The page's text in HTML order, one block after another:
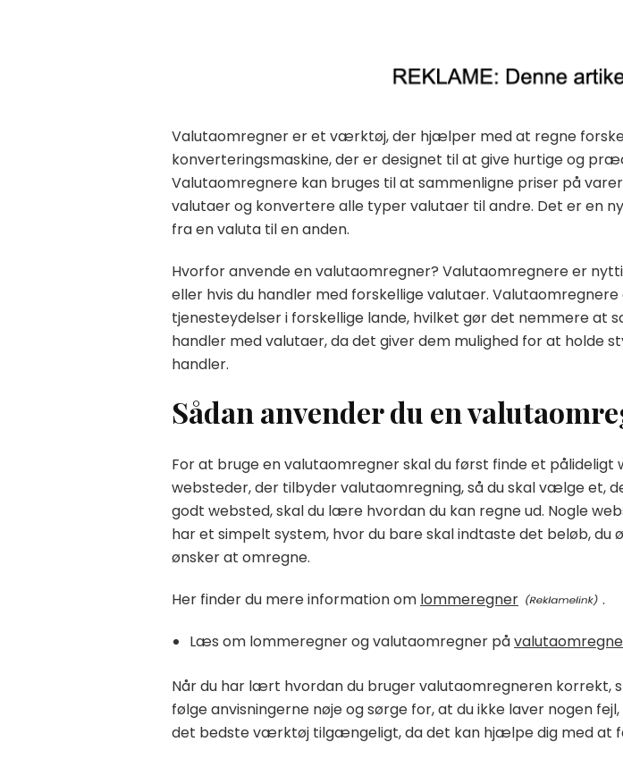
Valutaomregner er et værktøj, der hjælper med at regne
konverteringsmaskine, der er designet til at give hurtige og
Valutaomregnere kan bruges til at sammenligne priser på
valutaer og konvertere alle typer valutaer til andre. Det er en
fra en valuta til en anden.
Hvorfor anvende en valutaomregner? Valutaomregnere er
eller hvis du handler med forskellige valutaer.
tjenesteydelser i forskellige lande, hvilket gør det nemmere at
handler med valutaer, da det giver dem mulighed for at holde
handler.
Sådan anvender du en
For at bruge en valutaomregner skal du først finde et
websteder, der tilbyder valutaomregning, så du skal vælge et,
godt websted, skal du lære hvordan du kan regne ud. Nogle
har et simpelt system, hvor du bare skal indtaste det beløb,
ønsker at omregne.
Her finder du mere information om lommeregner .
Læs om lommeregner og valutaomregner på
Når du har lært hvordan du bruger valutaomregneren korrekt,
følge anvisningerne nøje og sørge for, at du ikke laver nogen
det bedste værktøj tilgængeligt, da det kan hjælpe dig med at